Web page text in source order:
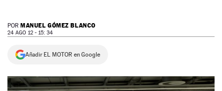
PREMIOS
POR MANUEL GÓMEZ BLANCO
24 AGO 12 - 15: 34
Añadir EL MOTOR en Google